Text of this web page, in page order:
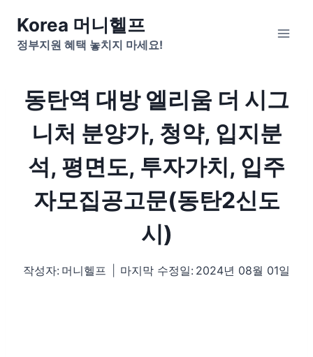
content
Korea 머니헬프
정부지원 혜택 놓치지 마세요!
동탄역 대방 엘리움 더 시그
니처 분양가, 청약, 입지분
석, 평면도, 투자가치, 입주
자모집공고문(동탄2신도
시)
작성자: 머니헬프 마지막 수정일: 2024년 08월 01일